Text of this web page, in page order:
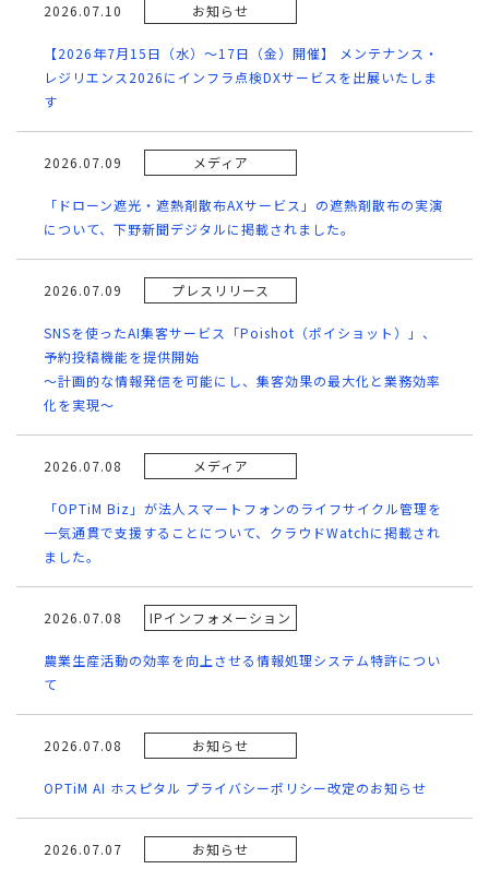
2026.07.10 お知らせ
【2026年7月15日（水）～17日（金）開催】 メンテナンス・
レジリエンス2026にインフラ点検DXサービスを出展いたしま
す
2026.07.09 メディア
「ドローン遮光・遮熱剤散布AXサービス」の遮熱剤散布の実演
について、下野新聞デジタルに掲載されました。
2026.07.09 プレスリリース
SNSを使ったAI集客サービス「Poishot（ポイショット）」、
予約投稿機能を提供開始
～計画的な情報発信を可能にし、集客効果の最大化と業務効率
化を実現～
2026.07.08 メディア
「OPTiM Biz」が法人スマートフォンのライフサイクル管理を
一気通貫で支援することについて、クラウドWatchに掲載され
ました。
2026.07.08 IPインフォメーション
農業生産活動の効率を向上させる情報処理システム特許につい
て
2026.07.08 お知らせ
OPTiM AI ホスピタル プライバシーポリシー改定のお知らせ
2026.07.07 お知らせ